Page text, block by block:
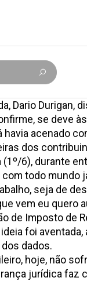
Buscar
Dario
se deve
havia acenado
dos
6), durante
com todo mundo
seja de
vem eu
de Imposto de
foi
dados.
hoje, não
jurídica faz